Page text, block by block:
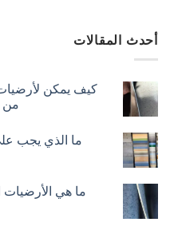
أحدث المقالات
من
ما الذي يجب